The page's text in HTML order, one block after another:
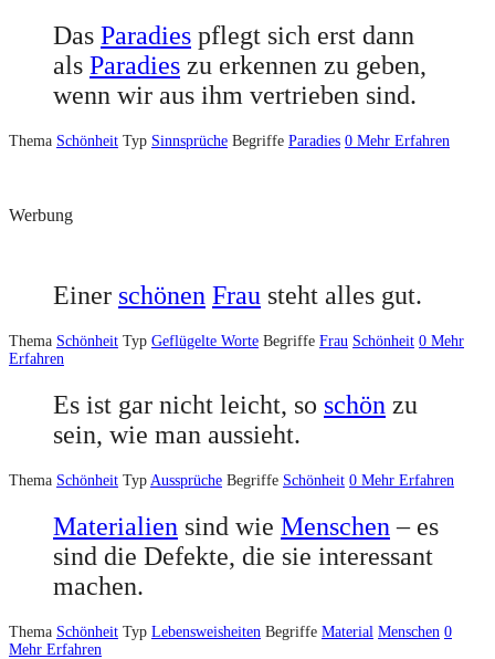
Das Paradies pflegt sich erst dann
als Paradies zu erkennen zu geben,
wenn wir aus ihm vertrieben sind.
Thema Schönheit Typ Sinnsprüche Begriffe Paradies 0 Mehr Erfahren
Werbung
Einer schönen Frau steht alles gut.
Thema Schönheit Typ Geflügelte Worte Begriffe Frau Schönheit 0 Mehr
Erfahren
Es ist gar nicht leicht, so schön zu
sein, wie man aussieht.
Thema Schönheit Typ Aussprüche Begriffe Schönheit 0 Mehr Erfahren
Materialien sind wie Menschen – es
sind die Defekte, die sie interessant
machen.
Thema Schönheit Typ Lebensweisheiten Begriffe Material Menschen 0
Mehr Erfahren